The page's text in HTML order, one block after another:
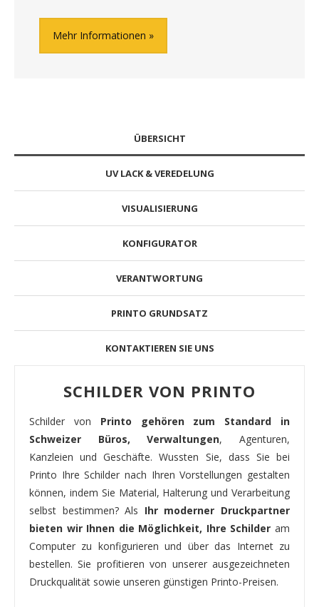
Mehr Informationen
ÜBERSICHT
UV LACK & VEREDELUNG
VISUALISIERUNG
KONFIGURATOR
VERANTWORTUNG
PRINTO GRUNDSATZ
KONTAKTIEREN SIE UNS
SCHILDER VON PRINTO
Schilder von Printo gehören zum Standard in
Schweizer Büros, Verwaltungen, Agenturen,
Kanzleien und Geschäfte. Wussten Sie, dass Sie bei
Printo Ihre Schilder nach Ihren Vorstellungen gestalten
können, indem Sie Material, Halterung und Verarbeitung
selbst bestimmen? Als Ihr moderner Druckpartner
bieten wir Ihnen die Möglichkeit, Ihre Schilder am
Computer zu konfigurieren und über das Internet zu
bestellen. Sie profitieren von unserer ausgezeichneten
Druckqualität sowie unseren günstigen Printo-Preisen.